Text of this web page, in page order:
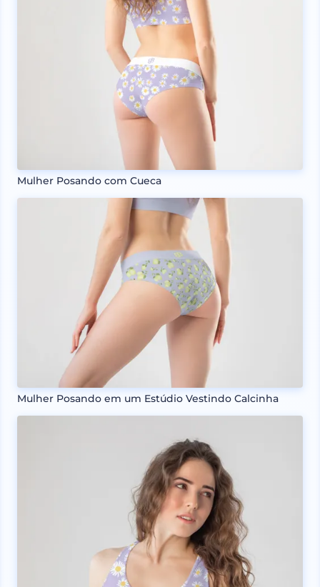
Mulher Posando com Cueca
Mulher Posando em um Estúdio Vestindo Calcinha